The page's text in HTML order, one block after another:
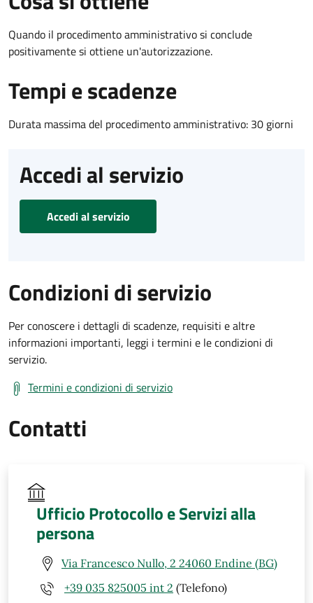
Quando il procedimento amministrativo si conclude
positivamente si ottiene un'autorizzazione.
Tempi e scadenze
Durata massima del procedimento amministrativo: 30 giorni
Accedi al servizio
Accedi al servizio
Condizioni di servizio
Per conoscere i dettagli di scadenze, requisiti e altre
informazioni importanti, leggi i termini e le condizioni di
servizio.
Termini e condizioni di servizio
Contatti
Ufficio Protocollo e Servizi alla
persona
Via Francesco Nullo, 2 24060 Endine (BG)
+39 035 825005 int 2 (Telefono)